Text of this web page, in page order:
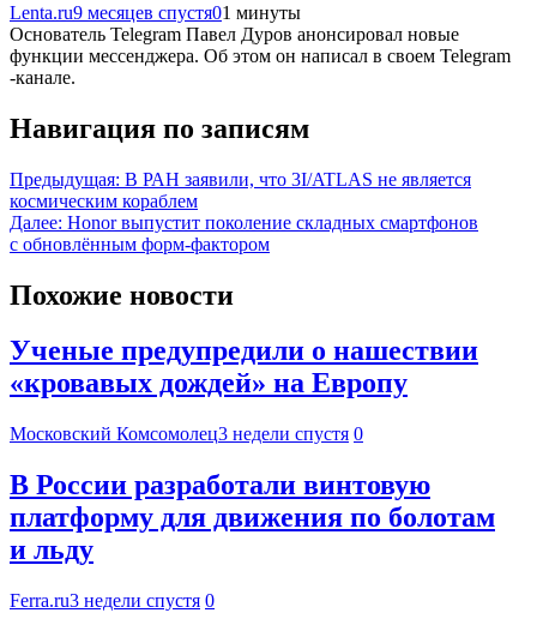
Lenta.ru9 месяцев спустя01 минуты
Основатель Telegram Павел Дуров анонсировал новые
функции мессенджера. Об этом он написал в своем Telegram
-канале.
Навигация по записям
Предыдущая: В РАН заявили, что 3I/ATLAS не является
космическим кораблем
Далее: Honor выпустит поколение складных смартфонов
с обновлённым форм-фактором
Похожие новости
Ученые предупредили о нашествии
«кровавых дождей» на Европу
Московский Комсомолец3 недели спустя 0
В России разработали винтовую
платформу для движения по болотам
и льду
Ferra.ru3 недели спустя 0